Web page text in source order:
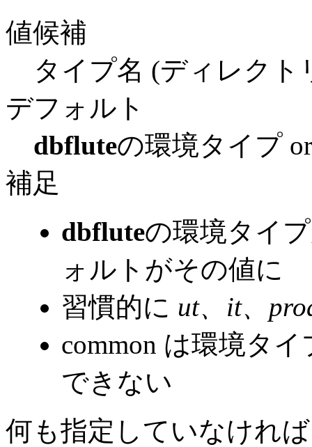
値候補
タイプ名 (ディレク
デフォルト
dbfluteの環境タイプ
補足
dbfluteの環境タイ
ォルトがその値に
習慣的に ut、it、
common は環境タ
できない
何も指定していなけれ